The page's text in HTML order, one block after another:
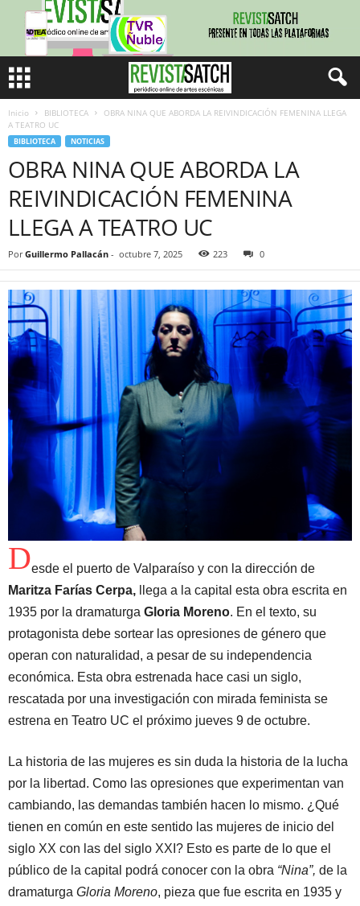
Inicio BIBLIOTECA
OBRA NINA QUE ABORDA LA REIVINDICACIÓN FEMENINA LLEGA
A TEATRO UC
BIBLIOTECA NOTICIAS
OBRA NINA QUE ABORDA LA
REIVINDICACIÓN FEMENINA
LLEGA A TEATRO UC
Por Guillermo Pallacán - octubre 7, 2025 223 0
Desde el puerto de Valparaíso y con la dirección de
Maritza Farías Cerpa, llega a la capital esta obra escrita en
1935 por la dramaturga Gloria Moreno. En el texto, su
protagonista debe sortear las opresiones de género que
operan con naturalidad, a pesar de su independencia
económica. Esta obra estrenada hace casi un siglo,
rescatada por una investigación con mirada feminista se
estrena en Teatro UC el próximo jueves 9 de octubre.
La historia de las mujeres es sin duda la historia de la lucha
por la libertad. Como las opresiones que experimentan van
cambiando, las demandas también hacen lo mismo. ¿Qué
tienen en común en este sentido las mujeres de inicio del
siglo XX con las del siglo XXI? Esto es parte de lo que el
público de la capital podrá conocer con la obra “Nina”, de la
dramaturga Gloria Moreno, pieza que fue escrita en 1935 y